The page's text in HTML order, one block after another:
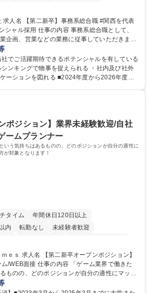
事務系総合職として、
企画、営業などの業務に従事していただきま
所属事業部の勤労業務 ■海外に関係する各種業
キャリアパス】入社後の配属
躍頂いた後、本人の適性及び将来のキャリアを
ンを行います。 【育成】OJTでの現場育成や研
ンシャル採用
でご活躍期待できるポテンシャルを有している
ンキングで物事を捉えられる ・社内及び社外
る ■2024年度から2026年度ま
リティの不安定化や気候変動による自然災害の
に社会課題解決の重要性が高まっています。
けて持続可能な社会の実現に貢献してまいりま
大学院 大学 語学力： 資格：
ポジション】業界未経験歓迎/自社
ームプランナー
いう気持ちはあるものの、どのポジションが自分の適性に
が対象となります！
タイム
年間休日120日以上
内
転勤なし
未経験者歓迎
服装自由 昼食補助あり
第二新卒歓迎
ポジション】
「ゲーム業界で働きた
ものの、どのポジションが自分の適性にマッチ
！ 総合職（プランナー/データ
（開発エンジニ ア/インフラエンジニアな